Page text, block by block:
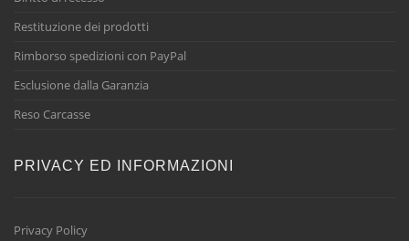
Restituzione dei prodotti
Rimborso spedizioni con PayPal
Esclusione dalla Garanzia
Reso Carcasse
PRIVACY ED INFORMAZIONI
Privacy Policy